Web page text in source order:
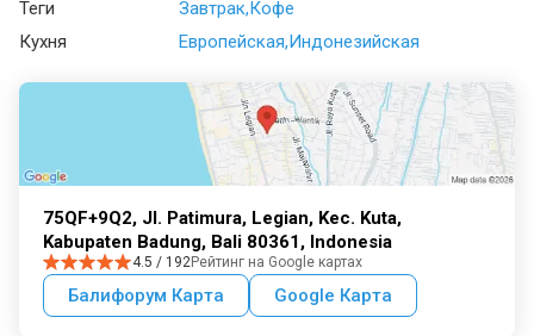
Теги
Завтрак Кофе
Кухня
Европейская Индонезийская
75QF+9Q2, Jl. Patimura, Legian, Kec. Kuta,
Kabupaten Badung, Bali 80361, Indonesia
4.5 / 192Рейтинг на Google картах
Балифорум Карта Google Карта